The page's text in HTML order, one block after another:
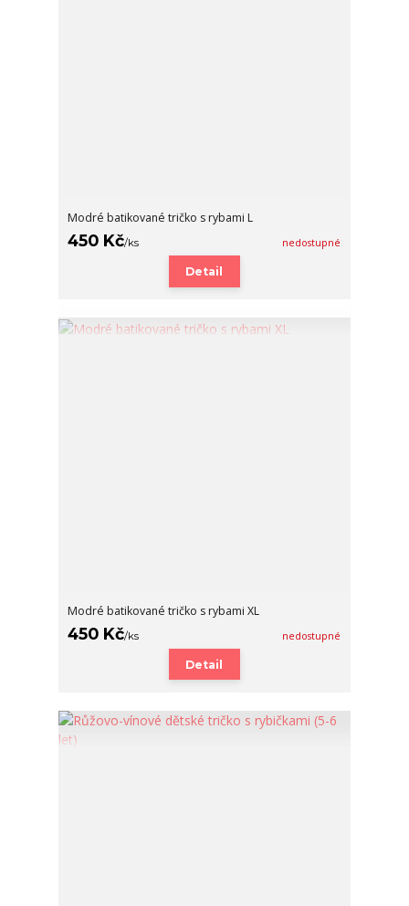
Modré batikované tričko s rybami L
450 Kč/ks nedostupné
Detail
Modré batikované tričko s rybami XL
450 Kč/ks nedostupné
Detail